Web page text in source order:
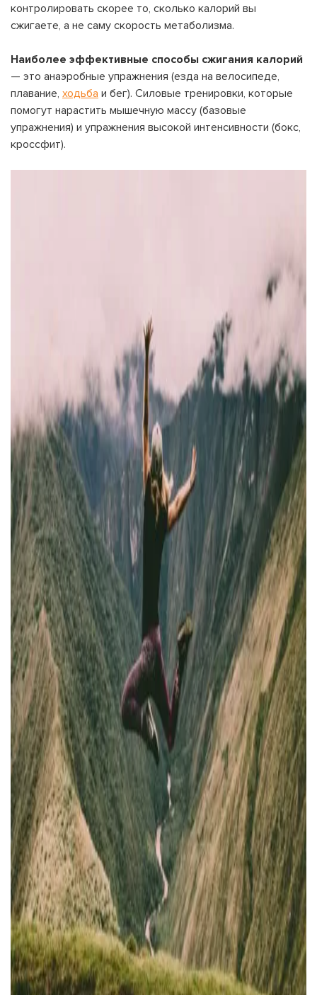
контролировать скорее то, сколько калорий вы
сжигаете, а не саму скорость метаболизма.
Наиболее эффективные способы сжигания калорий
— это анаэробные упражнения (езда на велосипеде,
плавание, ходьба и бег). Силовые тренировки, которые
помогут нарастить мышечную массу (базовые
упражнения) и упражнения высокой интенсивности (бокс,
кроссфит).